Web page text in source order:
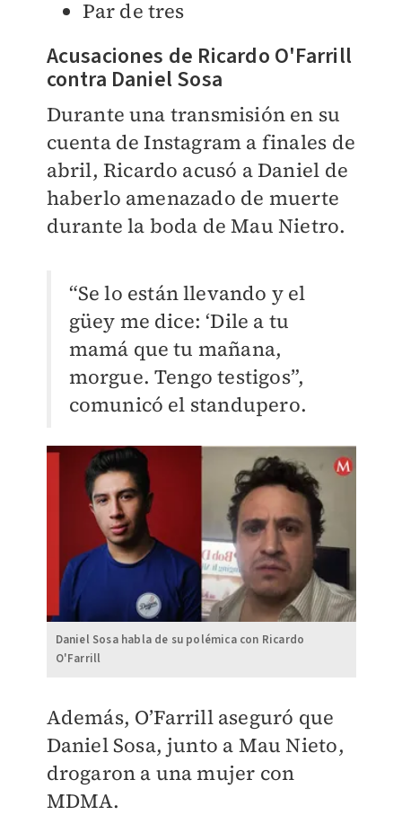
Par de tres
Acusaciones de Ricardo O'Farrill
contra Daniel Sosa
Durante una transmisión en su
cuenta de Instagram a finales de
abril, Ricardo acusó a Daniel de
haberlo amenazado de muerte
durante la boda de Mau Nietro.
“Se lo están llevando y el
güey me dice: ‘Dile a tu
mamá que tu mañana,
morgue. Tengo testigos”,
comunicó el standupero.
Daniel Sosa habla de su polémica con Ricardo
O'Farrill
Además, O’Farrill aseguró que
Daniel Sosa, junto a Mau Nieto,
drogaron a una mujer con
MDMA.